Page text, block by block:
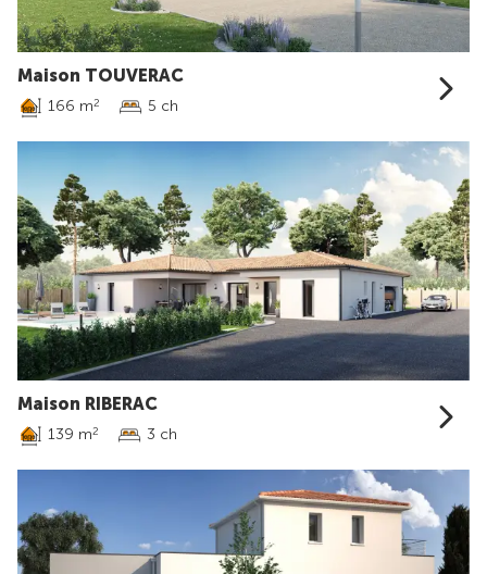
Maison TOUVERAC
166 m2 5 ch
Maison RIBERAC
139 m2 3 ch